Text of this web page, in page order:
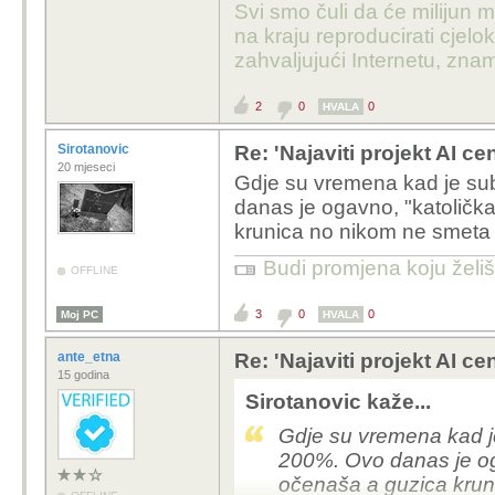
- Ovo ne bi čak
praznine sadrži.
A joj, mislio sam da
akak seratora. Nesto
uspio povezati
feedback loop i sve
kompasa i
da ne zelis, a krivim
nasao uvredjen kao
odrastes, tj ako
Svi smo čuli da će milijun
na kraju reproducirati
zahvaljujući Internetu,
2 0 HVALA 0
Sirotanovic
20 mjeseci
OFFLINE
Re: 'Najaviti projekt AI
Gdje su vremena kad je
danas je ogavno,
krunica no nikom ne
Budi promjena koju
Moj PC 3 0 HVALA 0
ante_etna
15 godina
Re: 'Najaviti projekt AI
Sirotanovic kaže...
Gdje su vremena kad
200%. Ovo danas je
očenaša a guzica